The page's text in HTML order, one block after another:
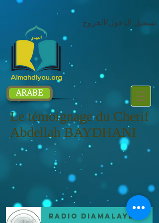
google.com, pub-1214054292722785, DIRECT, f08c47fec0942fa0
تسجيل الدخول/الخروج
ARABE
Le témoignage du Cherif
Abdellah BAYDHANI